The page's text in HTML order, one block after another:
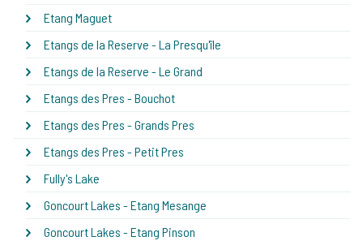
Etang Maguet
Etangs de la Reserve - La Presqu'île
Etangs de la Reserve - Le Grand
Etangs des Pres - Bouchot
Etangs des Pres - Grands Pres
Etangs des Pres - Petit Pres
Fully's Lake
Goncourt Lakes - Etang Mesange
Goncourt Lakes - Etang Pinson